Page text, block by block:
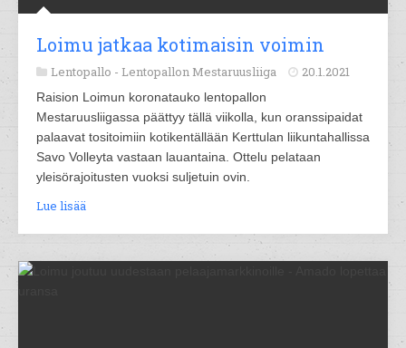
Loimu jatkaa kotimaisin voimin
Lentopallo - Lentopallon Mestaruusliiga 20.1.2021
Raision Loimun koronatauko lentopallon
Mestaruusliigassa päättyy tällä viikolla, kun oranssipaidat
palaavat tositoimiin kotikentällään Kerttulan liikuntahallissa
Savo Volleyta vastaan lauantaina. Ottelu pelataan
yleisörajoitusten vuoksi suljetuin ovin.
Lue lisää